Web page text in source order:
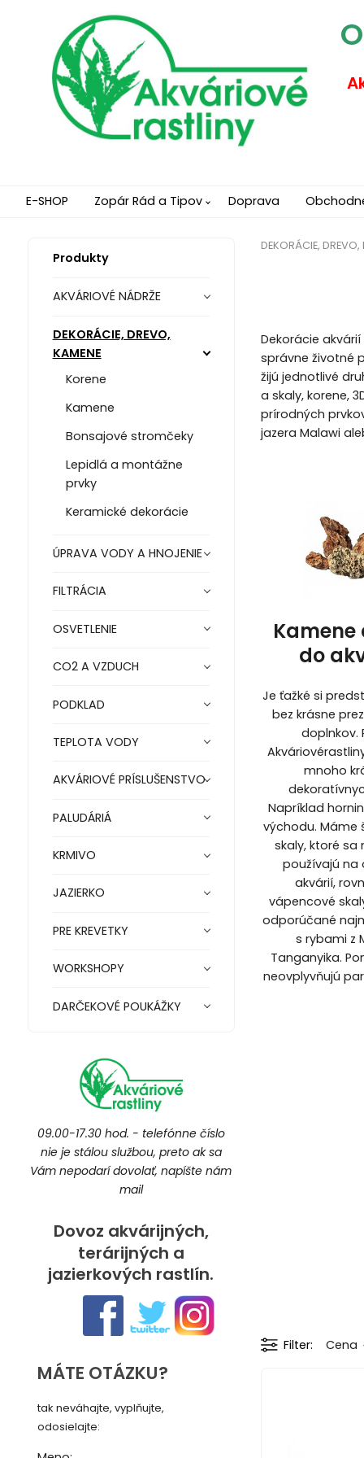
E-SHOP Zopár Rád a Tipov Doprava
Produkty
AKVÁRIOVÉ NÁDRŽE
DEKORÁCIE, DREVO,
KAMENE
Korene
Kamene
Bonsajové stromčeky
Lepidlá a montážne
prvky
Keramické dekorácie
ÚPRAVA VODY A HNOJENIE
FILTRÁCIA
OSVETLENIE
CO2 A VZDUCH
PODKLAD
TEPLOTA VODY
AKVÁRIOVÉ PRÍSLUŠENSTVO
PALUDÁRIÁ
KRMIVO
JAZIERKO
PRE KREVETKY
WORKSHOPY
DARČEKOVÉ POUKÁŽKY
09.00-17.30 hod. - telefónne číslo
nie je stálou službou, preto ak sa
Vám nepodarí dovolať, napíšte nám
mail
Dovoz akvárijných,
terárijných a
jazierkových rastlín.
MÁTE OTÁZKU?
tak neváhajte, vyplňujte,
odosielajte:
DEKORÁCIE, DREVO,
Dekorácie
správne životné
žijú jednotlivé
a skaly, korene,
prírodných
jazera Malawi
do
Je ťažké si
bez krásne
doplnkov.
mnoho
Napríklad
východu. Máme
skaly, ktoré sa
používajú na
akvárií,
vápencové
odporúčané
s rybami z
Tanganyika.
neovplyvňujú
Filter Cena